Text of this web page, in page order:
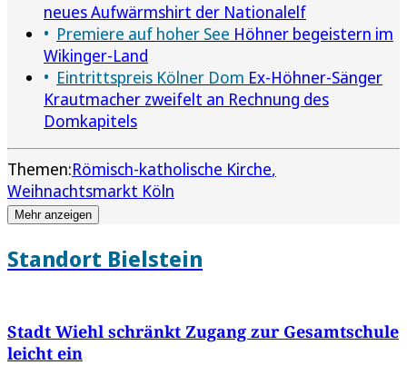
neues Aufwärmshirt der Nationalelf
Premiere auf hoher See Höhner begeistern im
Wikinger-Land
Eintrittspreis Kölner Dom Ex-Höhner-Sänger
Krautmacher zweifelt an Rechnung des
Domkapitels
Themen:Römisch-katholische Kirche
Weihnachtsmarkt Köln
Mehr anzeigen
Standort Bielstein
Stadt Wiehl schränkt Zugang zur Gesamtschule
leicht ein